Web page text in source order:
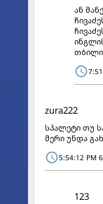
ან
zura222
სპალეტი თუ
მერი უნდა
5:54:12 PM
123